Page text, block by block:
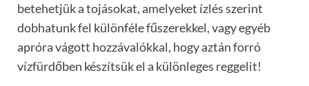
betehetjük a tojásokat, amelyeket ízlés szerint
dobhatunk fel különféle fűszerekkel, vagy egyéb
apróra vágott hozzávalókkal, hogy aztán forró
vízfürdőben készítsük el a különleges reggelit!